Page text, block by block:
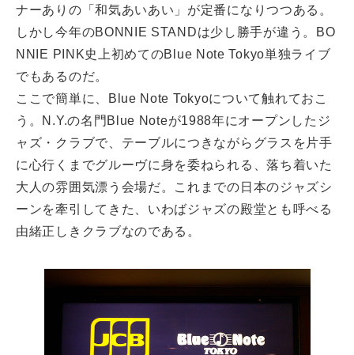
ナーありの「和気あいあい」が定番になりつつある。
しかし今年のBONNIE STANDは少し勝手が違う。BO
NNIE PINK史上初めてのBlue Note Tokyo単独ライブ
でもあるのだ。
ここで簡単に、Blue Note Tokyoについて触れておこ
う。N.Y.の名門Blue Noteが1988年にオープンしたジ
ャズ・クラブで、テーブルにつきながらグラスを片手
に心行くまでグルーヴに身を委ねられる、落ち着いた
大人の雰囲気漂う会場だ。これまでの日本のジャズシ
ーンを牽引してきた、いわばジャズの殿堂とも呼べる
由緒正しきクラブなのである。